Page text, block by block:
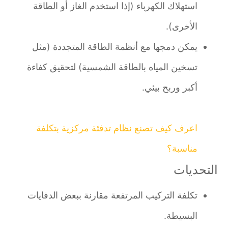
استهلاك الكهرباء (إذا استخدم الغاز أو الطاقة
الأخرى).
يمكن دمجها مع أنظمة الطاقة المتجددة (مثل
تسخين المياه بالطاقة الشمسية) لتحقيق كفاءة
أكبر وربح بيئي.
اعرف كيف تصنع نظام تدفئة مركزية بتكلفة
مناسبة؟
التحديات
تكلفة التركيب المرتفعة مقارنة ببعض الدفايات
البسيطة.